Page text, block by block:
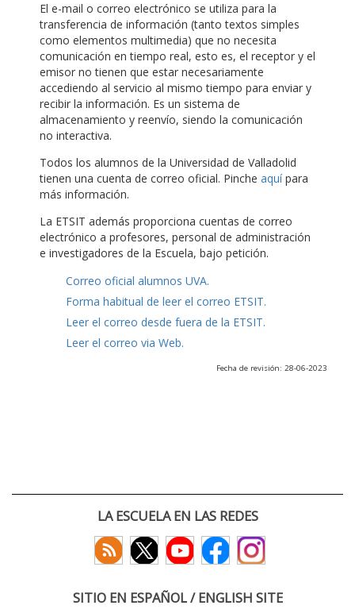
El e-mail o correo electrónico se utiliza para la
transferencia de información (tanto textos simples
como elementos multimedia) que no necesita
comunicación en tiempo real, esto es, el receptor y el
emisor no tienen que estar necesariamente
accediendo al servicio al mismo tiempo para enviar y
recibir la información. Es un sistema de
almacenamiento y reenvío, siendo la comunicación
no interactiva.
Todos los alumnos de la Universidad de Valladolid
tienen una cuenta de correo oficial. Pinche aquípara
más información.
La ETSIT además proporciona cuentas de correo
electrónico a profesores, personal de administración
e investigadores de la Escuela, bajo petición.
Correo oficial alumnos UVA.
Forma habitual de leer el correo ETSIT.
Leer el correo desde fuera de la ETSIT.
Leer el correo via Web.
Fecha de revisión: 28-06-2023
LA ESCUELA EN LAS REDES
SITIO EN ESPAÑOL / ENGLISH SITE